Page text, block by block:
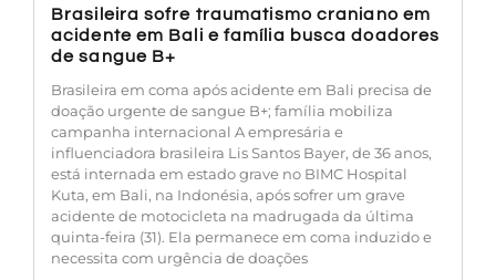
Brasileira sofre traumatismo craniano em
acidente em Bali e família busca doadores
de sangue B+
Brasileira em coma após acidente em Bali precisa de
doação urgente de sangue B+; família mobiliza
campanha internacional A empresária e
influenciadora brasileira Lis Santos Bayer, de 36 anos,
está internada em estado grave no BIMC Hospital
Kuta, em Bali, na Indonésia, após sofrer um grave
acidente de motocicleta na madrugada da última
quinta-feira (31). Ela permanece em coma induzido e
necessita com urgência de doações